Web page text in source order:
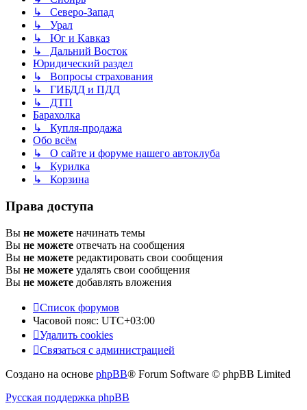
↳ Северо-Запад
↳ Урал
↳ Юг и Кавказ
↳ Дальний Восток
Юридический раздел
↳ Вопросы страхования
↳ ГИБДД и ПДД
↳ ДТП
Барахолка
↳ Купля-продажа
Обо всём
↳ О сайте и форуме нашего автоклуба
↳ Курилка
↳ Корзина
Права доступа
Вы не можете начинать темы
Вы не можете отвечать на сообщения
Вы не можете редактировать свои сообщения
Вы не можете удалять свои сообщения
Вы не можете добавлять вложения
Список форумов
Часовой пояс: UTC+03:00
Удалить cookies
Связаться с администрацией
Создано на основе phpBB® Forum Software © phpBB Limited
Русская поддержка phpBB